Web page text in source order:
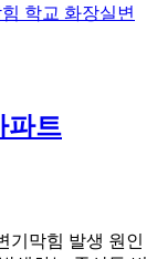
학교 화장실변
파트
기막힘 발생 원인